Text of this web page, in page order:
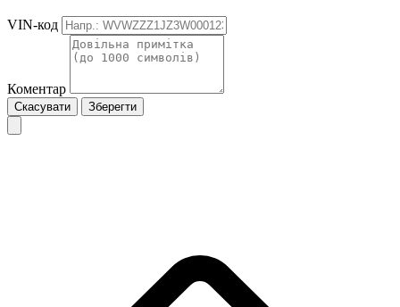
VIN-код
Коментар
Скасувати Зберегти